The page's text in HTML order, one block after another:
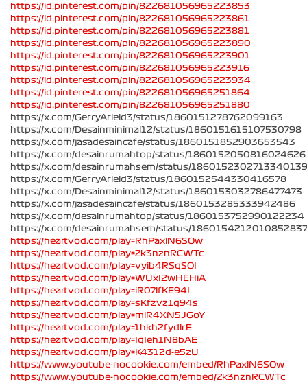
https://id.pinterest.com/pin/822681056965223853
https://id.pinterest.com/pin/822681056965223861
https://id.pinterest.com/pin/822681056965223881
https://id.pinterest.com/pin/822681056965223890
https://id.pinterest.com/pin/822681056965223901
https://id.pinterest.com/pin/822681056965223916
https://id.pinterest.com/pin/822681056965223934
https://id.pinterest.com/pin/822681056965251864
https://id.pinterest.com/pin/822681056965251880
https://x.com/GerryArield3/status/1860151278762099163
https://x.com/Desainminimal12/status/1860151615107530798
https://x.com/jasadesaincafe/status/1860151852903653543
https://x.com/desainrumahtop/status/1860152050816024626
https://x.com/desainrumahsem/status/1860152302713340139
https://x.com/GerryArield3/status/1860152544330416578
https://x.com/Desainminimal12/status/1860153032786477473
https://x.com/jasadesaincafe/status/1860153285333942486
https://x.com/desainrumahtop/status/1860153752990122234
https://x.com/desainrumahsem/status/1860154212010852837
https://heartvod.com/play=RhPaxlN6SOw
https://heartvod.com/play=Zk3nznRCWTc
https://heartvod.com/play=vyib4RSqSOI
https://heartvod.com/play=WUxI2wHEHiA
https://heartvod.com/play=iR07lfKE94I
https://heartvod.com/play=sKfzvz1q94s
https://heartvod.com/play=mlR4XN5JGoY
https://heartvod.com/play=1hkh2fydlrE
https://heartvod.com/play=IqIeh1N8bAE
https://heartvod.com/play=K4312d-e5zU
https://www.youtube-nocookie.com/embed/RhPaxlN6SOw
https://www.youtube-nocookie.com/embed/Zk3nznRCWTc